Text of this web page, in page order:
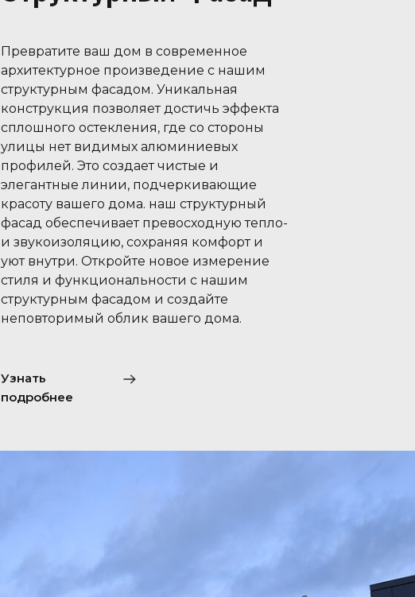
Узнать
подробнее
Превратите ваш дом в современное
архитектурное произведение с нашим
структурным фасадом. Уникальная
конструкция позволяет достичь эффекта
сплошного остекления, где со стороны
улицы нет видимых алюминиевых
профилей. Это создает чистые и
элегантные линии, подчеркивающие
красоту вашего дома. наш структурный
фасад обеспечивает превосходную тепло-
и звукоизоляцию, сохраняя комфорт и
уют внутри. Откройте новое измерение
стиля и функциональности с нашим
структурным фасадом и создайте
неповторимый облик вашего дома.